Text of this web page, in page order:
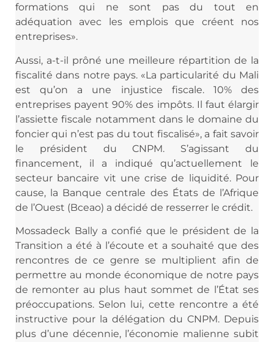
formations qui ne sont pas du tout en
adéquation avec les emplois que créent nos
entreprises».
Aussi, a-t-il prôné une meilleure répartition de la
fiscalité dans notre pays. «La particularité du Mali
est qu’on a une injustice fiscale. 10% des
entreprises payent 90% des impôts. Il faut élargir
l’assiette fiscale notamment dans le domaine du
foncier qui n’est pas du tout fiscalisé», a fait savoir
le président du CNPM. S’agissant du
financement, il a indiqué qu’actuellement le
secteur bancaire vit une crise de liquidité. Pour
cause, la Banque centrale des États de l’Afrique
de l’Ouest (Bceao) a décidé de resserrer le crédit.
Mossadeck Bally a confié que le président de la
Transition a été à l’écoute et a souhaité que des
rencontres de ce genre se multiplient afin de
permettre au monde économique de notre pays
de remonter au plus haut sommet de l’État ses
préoccupations. Selon lui, cette rencontre a été
instructive pour la délégation du CNPM. Depuis
plus d’une décennie, l’économie malienne subit